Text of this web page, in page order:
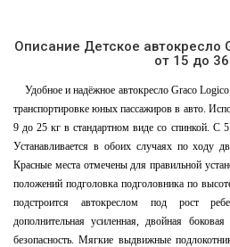
Описание Детское автокресло
от 15 до 36
Удобное и надёжное автокресло Graco
транспортировке юных пассажиров в авто.
9 до 25 кг в стандартном виде со спинкой. С
Устанавливается в обоих случаях по ходу
Красные места отмечены для правильной
положений подголовка подголовника по
подстроится автокреслом под рост
дополнительная усиленная, двойная
безопасность. Мягкие выдвижные